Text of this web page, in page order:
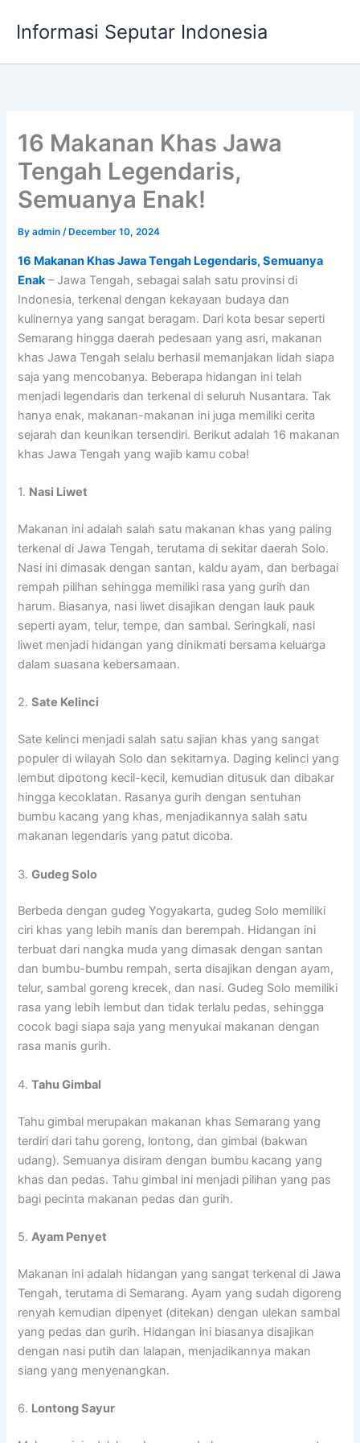
Informasi Seputar Indonesia
16 Makanan Khas Jawa
Tengah Legendaris,
Semuanya Enak!
Byadmin/ December 10, 2024
16 Makanan Khas Jawa Tengah Legendaris, Semuanya
Enak– Jawa Tengah, sebagai salah satu provinsi di
Indonesia, terkenal dengan kekayaan budaya dan
kulinernya yang sangat beragam. Dari kota besar seperti
Semarang hingga daerah pedesaan yang asri, makanan
khas Jawa Tengah selalu berhasil memanjakan lidah siapa
saja yang mencobanya. Beberapa hidangan ini telah
menjadi legendaris dan terkenal di seluruh Nusantara. Tak
hanya enak, makanan-makanan ini juga memiliki cerita
sejarah dan keunikan tersendiri. Berikut adalah 16 makanan
khas Jawa Tengah yang wajib kamu coba!
1. Nasi Liwet
Makanan ini adalah salah satu makanan khas yang paling
terkenal di Jawa Tengah, terutama di sekitar daerah Solo.
Nasi ini dimasak dengan santan, kaldu ayam, dan berbagai
rempah pilihan sehingga memiliki rasa yang gurih dan
harum. Biasanya, nasi liwet disajikan dengan lauk pauk
seperti ayam, telur, tempe, dan sambal. Seringkali, nasi
liwet menjadi hidangan yang dinikmati bersama keluarga
dalam suasana kebersamaan.
2.Sate Kelinci
Sate kelinci menjadi salah satu sajian khas yang sangat
populer di wilayah Solo dan sekitarnya. Daging kelinci yang
lembut dipotong kecil-kecil, kemudian ditusuk dan dibakar
hingga kecoklatan. Rasanya gurih dengan sentuhan
bumbu kacang yang khas, menjadikannya salah satu
makanan legendaris yang patut dicoba.
3.Gudeg Solo
Berbeda dengan gudeg Yogyakarta, gudeg Solo memiliki
ciri khas yang lebih manis dan berempah. Hidangan ini
terbuat dari nangka muda yang dimasak dengan santan
dan bumbu-bumbu rempah, serta disajikan dengan ayam,
telur, sambal goreng krecek, dan nasi. Gudeg Solo memiliki
rasa yang lebih lembut dan tidak terlalu pedas, sehingga
cocok bagi siapa saja yang menyukai makanan dengan
rasa manis gurih.
4.Tahu Gimbal
Tahu gimbal merupakan makanan khas Semarang yang
terdiri dari tahu goreng, lontong, dan gimbal (bakwan
udang). Semuanya disiram dengan bumbu kacang yang
khas dan pedas. Tahu gimbal ini menjadi pilihan yang pas
bagi pecinta makanan pedas dan gurih.
5.Ayam Penyet
Makanan ini adalah hidangan yang sangat terkenal di Jawa
Tengah, terutama di Semarang. Ayam yang sudah digoreng
renyah kemudian dipenyet (ditekan) dengan ulekan sambal
yang pedas dan gurih. Hidangan ini biasanya disajikan
dengan nasi putih dan lalapan, menjadikannya makan
siang yang menyenangkan.
6. Lontong Sayur